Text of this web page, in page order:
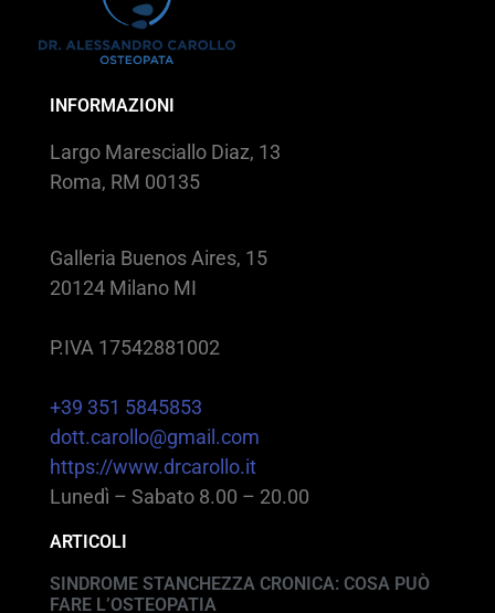
INFORMAZIONI
Largo Maresciallo Diaz, 13
Roma, RM 00135
Galleria Buenos Aires, 15
20124 Milano MI
P.IVA 17542881002
+39 351 5845853
dott.carollo@gmail.com
https://www.drcarollo.it
Lunedì – Sabato 8.00 – 20.00
ARTICOLI
SINDROME STANCHEZZA CRONICA: COSA PUÒ
FARE L’OSTEOPATIA